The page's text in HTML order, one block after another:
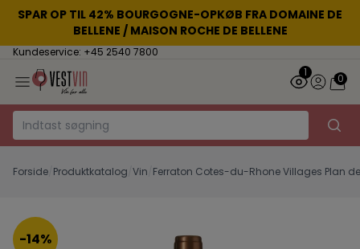
SPAR OP TIL 42% BOURGOGNE-OPKØB FRA DOMAINE DE
BELLENE / MAISON ROCHE DE BELLENE
Kundeservice: +45 2540 7800
1
0
Forside Produktkatalog Vin Ferraton Cotes-du-Rhone Villages Plan
-14%